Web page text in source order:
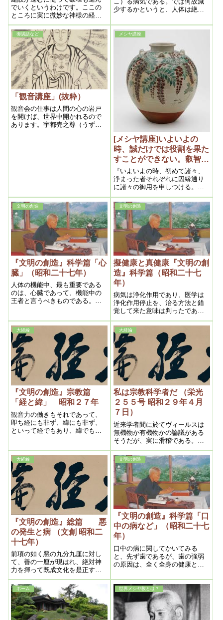
でいくというわけです。ここの
ところに実に微妙な神様の経綸
があるのが分ります。それが分
らないで見ると、何がなんだか
見当がつきません。つまり芝居
なら筋書ですが、それを救世教
信者は分っていて見るから、つ
まり芝居の役者でなく見物人、
お客様の方です。
少するかというと、人体は絶え
いるので、之が一定量なら何事
もないが、其量が減ると頭脳機
能の活動が純る。それが脳貧血
御講話など
「観音講座」(抜粋）
観音会の仕事は人間の心の岩戸
を開けば、世界中開かれるので
あります。宇都売之尊（うずめ
まってしまいます。今迄の宗教
は、教えるとか説教とかで責め
て行きます。理屈や言葉の教え
で責めるのであります。
メシヤ講座
[メシヤ講座]いよいよの
時、誠だけでは役割を果た
すことができない。叡智を
いただけるように学ぶ。２
１０１５年６月⑧(目から
ウロコより）
『いよいよの時、初めて諸々、
浄まった者それぞれに因縁通り
に諸々の御用を申しつける。神
格をいただける者もいる。その
人によって御用は変わる。』と
いうふうに仰っておられます。
いよいよの時は、こういう形で
神界から私達に使命が下ってく
るわけなのですけれども
文明の創造
『文明の創造』科学篇「心
臓」（昭和二十七年）
人体の機能中、最も重要である
のは、心臓であって、機能中の
王者と言うべきものである。従
する筈はないのである
文明の創造
擬健康と真健康『文明の創
造』科学篇（昭和二十七
年）
病気は浄化作用であり、医学は
浄化作用停止を、治る方法と錯
覚して来た意味は判ったであろ
う。之に就て今一層徹底的にか
いてみるが、世間一般の人が健
康そうにみえて、兎も角働いて
いる人の其殆どは毒素を保有し
ていながら、強く固結している
為、浄化作用が起らない迄であ
る。
大経綸
『文明の創造』宗教篇
「経と緯」 昭和２７年
観音力の働きもそれであって、
即ち経にも非ず、緯にも非ず、
といって経でもあり、緯でもあ
碍（むげ）というのも此意味で
ある。此理によって人間の心の
あり方もそうなくてはならな
い。即ち心は常に原則として経
緯結びの中心に置くべきで、之
を一言に言えば常識である。
大経綸
私は宗教科学者だ （栄光
２５５号 昭和２９年４月
７日）
近来学者間に於てヴィールスは
無機物か有機物かの論議がある
そうだが、実に滑稽である。そ
れは無機物から有機物に変化せ
んとする中間粒子であるから
で、どちらとも決められないの
である。従って肝腎なのは無機
物発生の原地であって、これが
霊界である。故にこれが分れば
最早顕微鏡の必要はなくなる訳
である。
大経綸
『文明の創造』総篇 悪
の発生と病 （文創 昭和二
十七年）
前項の如く悪の九分九厘に対し
て、善の一厘が現はれ、絶対神
力を揮って既成文化を是正する
と共に、新文化を打ち樹てる。
早くいえば掌を反えすのであ
る。之が今後に於ける神の経綸
の骨子であって、其破天荒的企
図は想像に絶するといってよか
ろう。
文明の創造
『文明の創造』科学篇「口
中の病など」（昭和二十七
年）
口中の病に関してかいてみる
と、先ず歯であるが、歯の強弱
の原因は、全く全身の健康と正
代人の歯の弱いという事は、健
康が弱っているからである。勿
論其（その）原因は体内に溜っ
ている薬毒の為ではあるが、其
他として入歯の際の消毒や虫歯
ホーム 世界メシヤ教とは？